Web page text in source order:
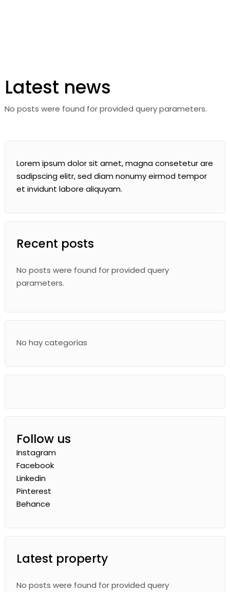
Latest news
Lorem ipsum dolor sit amet, magna consetetur are
sadipscing elitr, sed diam nonumy eirmod tempor
et invidunt labore aliquyam.
Recent posts
No posts were found for provided query
parameters.
No hay categorías
Follow us
Instagram
Facebook
Linkedin
Pinterest
Behance
Latest property
No posts were found for provided query
No posts were found for provided query parameters.